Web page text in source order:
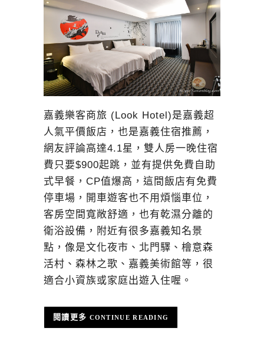
嘉義樂客商旅 (Look Hotel)是嘉義超
人氣平價飯店，也是嘉義住宿推薦，
網友評論高達4.1星，雙人房一晚住宿
費只要$900起跳，並有提供免費自助
式早餐，CP值爆高，這間飯店有免費
停車場，開車遊客也不用煩惱車位，
客房空間寬敞舒適，也有乾濕分離的
衛浴設備，附近有很多嘉義知名景
點，像是文化夜市、北門驛、檜意森
活村、森林之歌、嘉義美術館等，很
適合小資族或家庭出遊入住喔。
CONTINUE READING